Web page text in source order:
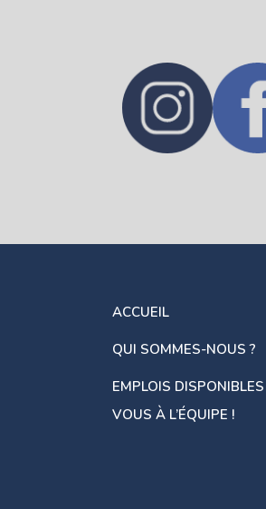
ACCUEIL
QUI SOMMES-NOUS ?
EMPLOIS
VOUS À L’ÉQUIPE !